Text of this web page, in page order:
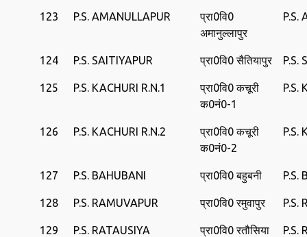
123 P.S. AMANULLAPUR
प्रा0वि0
अमानुल्लापुर
P.S.
124 P.S. SAITIYAPUR प्रा0वि0 सैतियापुर P.S.
125 P.S. KACHURI R.N.1
प्रा0वि0 कचूरी
क0नं0-1
P.S.
126 P.S. KACHURI R.N.2
प्रा0वि0 कचूरी
क0नं0-2
P.S.
127 P.S. BAHUBANI प्रा0वि0 बहुबनी P.S.
128 P.S. RAMUVAPUR प्रा0वि0 रमुवापुर P.S.
129 P.S. RATAUSIYA प्रा0वि0 रतौसिया P.S.